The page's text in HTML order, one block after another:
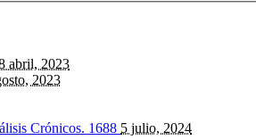
abril, 2023
2023
Crónicos. 1688 5 julio, 2024